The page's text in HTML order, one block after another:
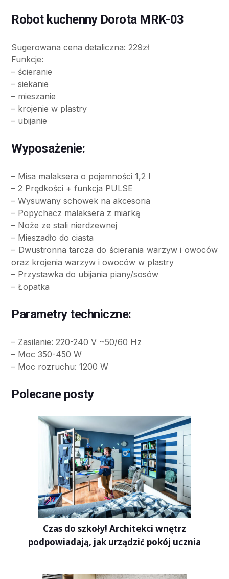
Robot kuchenny Dorota MRK-03
Sugerowana cena detaliczna: 229zł
Funkcje:
– ścieranie
– siekanie
– mieszanie
– krojenie w plastry
– ubijanie
Wyposażenie:
– Misa malaksera o pojemności 1,2 l
– 2 Prędkości + funkcja PULSE
– Wysuwany schowek na akcesoria
– Popychacz malaksera z miarką
– Noże ze stali nierdzewnej
– Mieszadło do ciasta
– Dwustronna tarcza do ścierania warzyw i owoców
oraz krojenia warzyw i owoców w plastry
– Przystawka do ubijania piany/sosów
– Łopatka
Parametry techniczne:
– Zasilanie: 220-240 V ~50/60 Hz
– Moc 350-450 W
– Moc rozruchu: 1200 W
Polecane posty
Czas do szkoły! Architekci wnętrz
podpowiadają, jak urządzić pokój ucznia